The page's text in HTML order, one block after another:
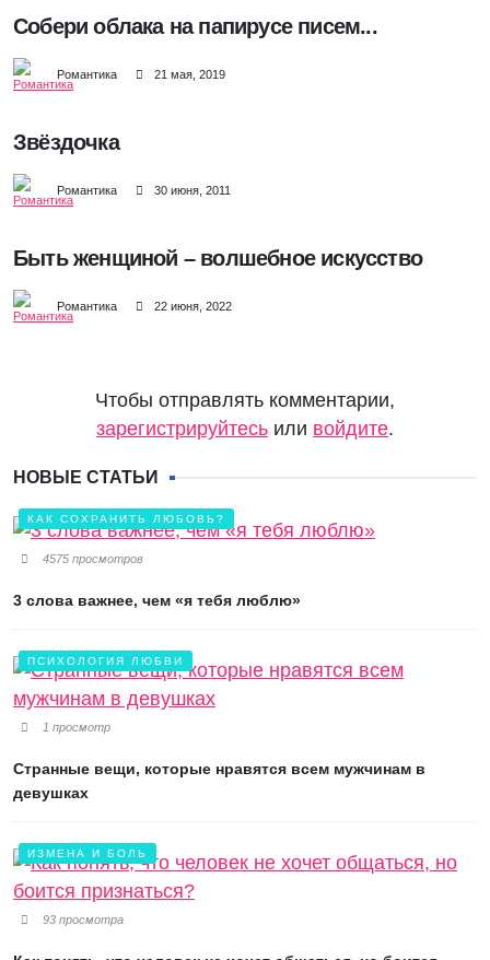
Собери облака на папирусе писем...
Романтика 21 мая, 2019
Звёздочка
Романтика 30 июня, 2011
Быть женщиной – волшебное искусство
Романтика 22 июня, 2022
Чтобы отправлять комментарии,
зарегистрируйтесь или войдите.
НОВЫЕ СТАТЬИ
КАК СОХРАНИТЬ ЛЮБОВЬ?
4575 просмотров
3 слова важнее, чем «я тебя люблю»
ПСИХОЛОГИЯ ЛЮБВИ
1 просмотр
Странные вещи, которые нравятся всем мужчинам в
девушках
ИЗМЕНА И БОЛЬ
93 просмотра